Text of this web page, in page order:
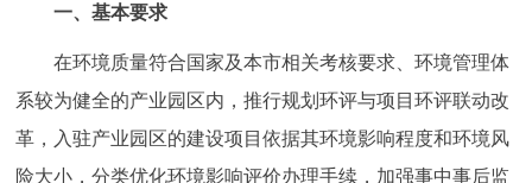
一、基本要求
在环境质量符合国家及本市相关考核要求、环境管理体
系较为健全的产业园区内，推行规划环评与项目环评联动改
革，入驻产业园区的建设项目依据其环境影响程度和环境风
险大小，分类优化环境影响评价办理手续，加强事中事后监